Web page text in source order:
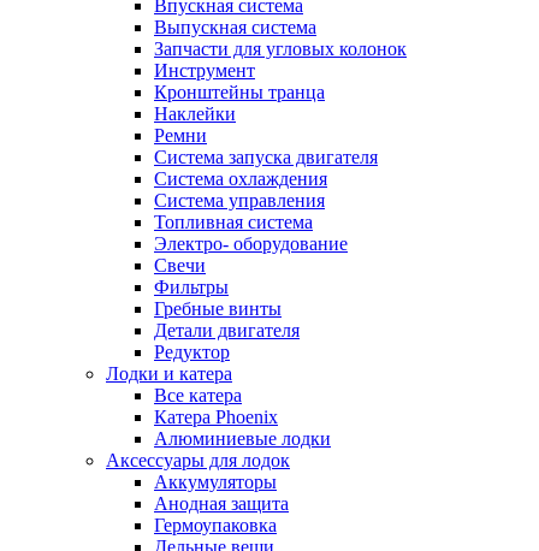
Впускная система
Выпускная система
Запчасти для угловых колонок
Инструмент
Кронштейны транца
Наклейки
Ремни
Система запуска двигателя
Система охлаждения
Система управления
Топливная система
Электро- оборудование
Свечи
Фильтры
Гребные винты
Детали двигателя
Редуктор
Лодки и катера
Все катера
Катера Phoenix
Алюминиевые лодки
Аксессуары для лодок
Аккумуляторы
Анодная защита
Гермоупаковка
Дельные вещи